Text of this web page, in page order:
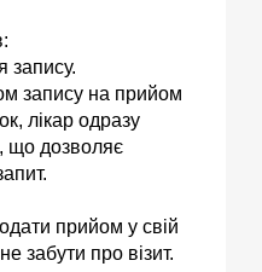
запису.
запису на прийом
лікар одразу
що дозволяє
прийом у свій
забути про візит.